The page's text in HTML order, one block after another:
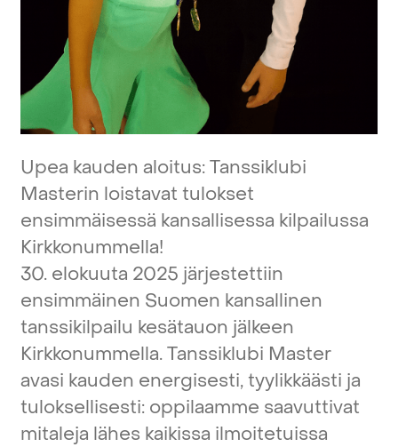
Upea kauden aloitus:Tanssiklubi
Masterin loistavat tulokset
ensimmäisessä kansallisessa kilpailussa
Kirkkonummella!
30. elokuuta 2025 järjestettiin
ensimmäinen Suomen kansallinen
tanssikilpailu kesätauon jälkeen
Kirkkonummella.Tanssiklubi Master
avasi kauden energisesti,tyylikkäästi ja
tuloksellisesti: oppilaamme saavuttivat
mitaleja lähes kaikissa ilmoitetuissa